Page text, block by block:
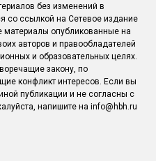
без изменений в
со ссылкой на Сетевое издание
опубликованные на
авторов и правообладателей
и образовательных целях.
закону, по
конфликт интересов. Если вы
публикации и не согласны с
напишите на info@hbh.ru